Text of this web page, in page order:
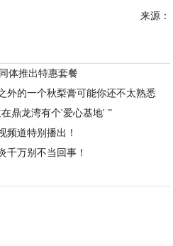
来源：
体推出特惠套餐
外的一个秋梨膏可能你还不太熟悉
鼎龙湾有个'爱心基地' ”
频道特别播出！
千万别不当回事！